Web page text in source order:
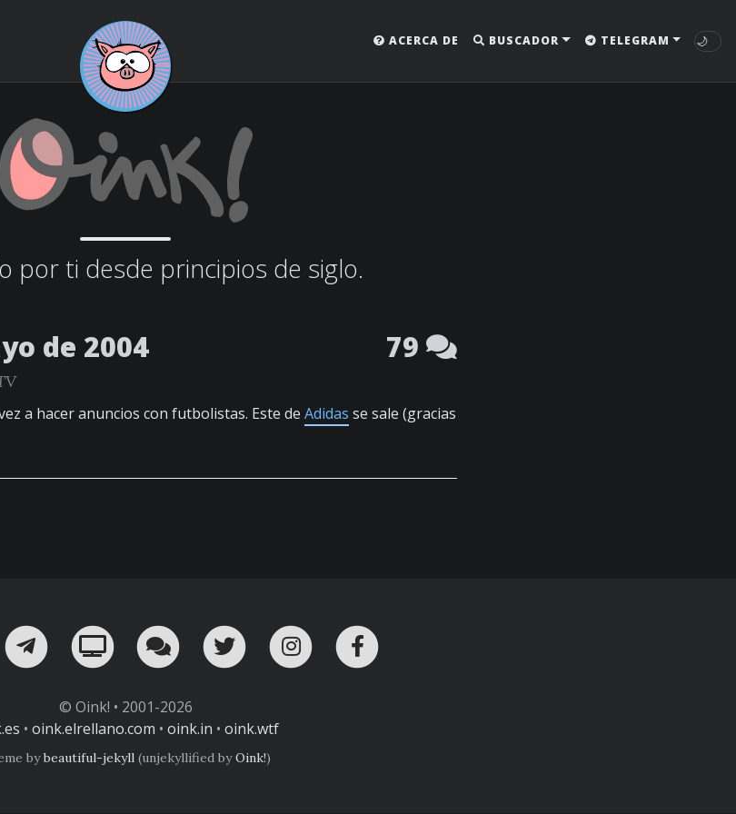
ACERCA DE BUSCADOR TELEGRAM 🌙
por ti desde principios de siglo.
de 2004 79
a hacer anuncios con futbolistas. Este de Adidas se sale (gracias
un email!
¡Nuestro canal en Telegram!
Oink! TV Charla con nosotros en Telegram
Twitter Instagram
© Oink! • 2001-2026
• oink.elrellano.com • oink.in • oink.wtf
bybeautiful-jekyll (unjekyllified byOink!)